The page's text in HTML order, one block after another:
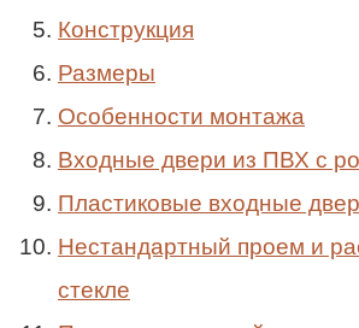
Конструкция
Размеры
Особенности монтажа
Входные двери из ПВХ с
Пластиковые входные
Нестандартный проем и
стекле